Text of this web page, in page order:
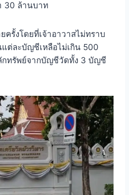
30 ล้านบาท
ครั้งโดยที่เจ้าอาวาสไม่ทราบ
ต่ละบัญชีเหลือไม่เกิน 500
กทรัพย์จากบัญชีวัดทั้ง 3 บัญชี